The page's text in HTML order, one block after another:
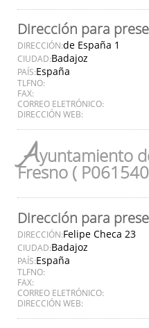
Dirección para
DIRECCIÓN:de España 1
CIUDAD:Badajoz
PAÍS:España
TLFNO:
FAX:
CORREO ELETRÓNICO:
DIRECCIÓN WEB:
Ayuntamiento
Fresno (
Dirección para
DIRECCIÓN:Felipe Checa 23
CIUDAD:Badajoz
PAÍS:España
TLFNO:
FAX:
CORREO ELETRÓNICO:
DIRECCIÓN WEB: